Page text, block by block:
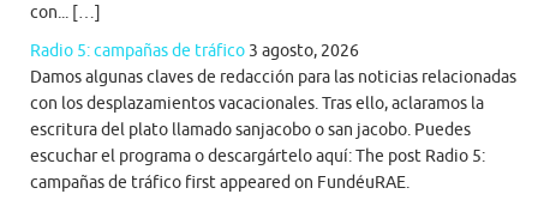
con... […]
Radio 5: campañas de tráfico 3 agosto, 2026
Damos algunas claves de redacción para las noticias relacionadas
con los desplazamientos vacacionales. Tras ello, aclaramos la
escritura del plato llamado sanjacobo o san jacobo. Puedes
escuchar el programa o descargártelo aquí: The post Radio 5:
campañas de tráfico first appeared on FundéuRAE.